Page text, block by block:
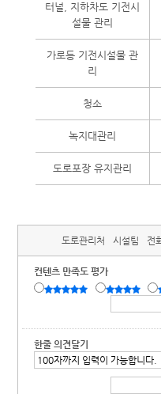
터널, 지하차도 기전시
설물 관리
가로등 기전시설물 관
리
청소
녹지대관리
도로포장 유지관리
도로관리처 시설팀 전
컨텐츠 만족도 평가
한줄 의견달기